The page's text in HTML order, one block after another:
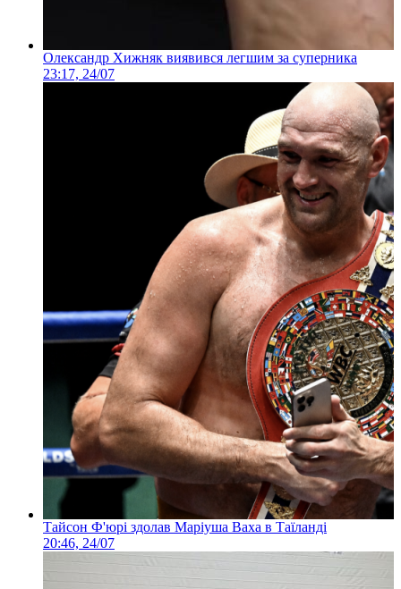
Олександр Хижняк виявився легшим за суперника
23:17, 24/07
Тайсон Ф'юрі здолав Маріуша Ваха в Таїланді
20:46, 24/07